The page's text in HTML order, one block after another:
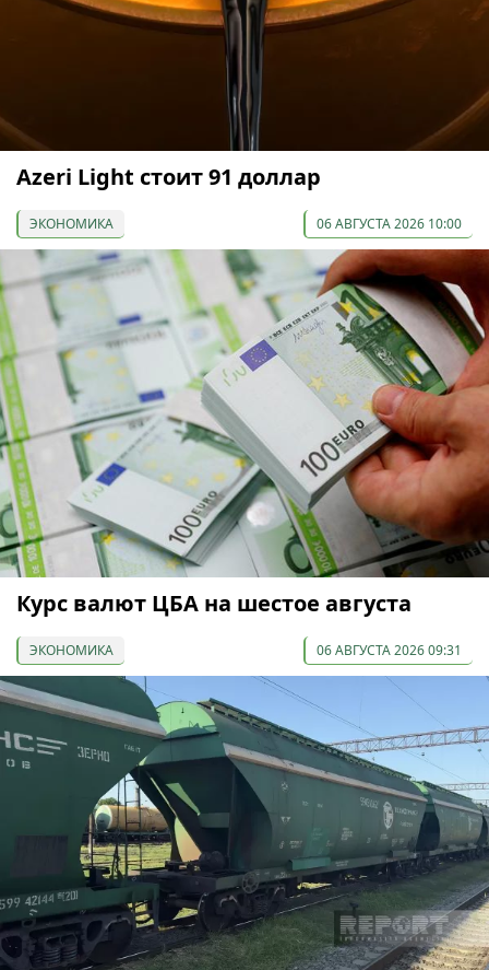
Azeri Light стоит 91 доллар
ЭКОНОМИКА 06 АВГУСТА 2026 10:00
Курс валют ЦБА на шестое августа
ЭКОНОМИКА 06 АВГУСТА 2026 09:31